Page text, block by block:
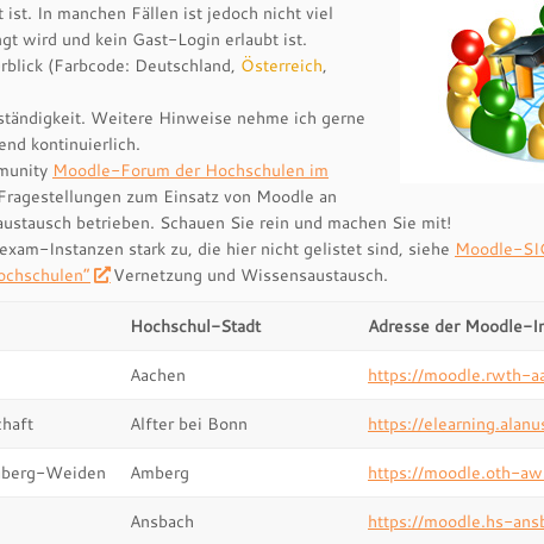
In manchen Fällen ist jedoch nicht viel
wird und kein Gast-Login erlaubt ist.
(Farbcode: Deutschland, Österreich,
Weitere Hinweise nehme ich gerne
kontinuierlich.
Moodle-Forum der Hochschulen im
zum Einsatz von Moodle an
betrieben. Schauen Sie rein und machen Sie mit!
Instanzen stark zu, die hier nicht gelistet sind, siehe Moodle-
Vernetzung und Wissensaustausch.
Hochschul-Stadt Adresse der Moodle-
Aachen https://moodle.rwth-
Alfter bei Bonn https://
Weiden Amberg https://moodle.oth-
Ansbach https://moodle.hs-